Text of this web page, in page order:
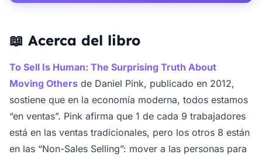
📖 Acerca del libro
To Sell Is Human: The Surprising Truth About
Moving Others de Daniel Pink, publicado en 2012,
sostiene que en la economía moderna, todos estamos
“en ventas”. Pink afirma que 1 de cada 9 trabajadores
está en las ventas tradicionales, pero los otros 8 están
en las “Non-Sales Selling”: mover a las personas para